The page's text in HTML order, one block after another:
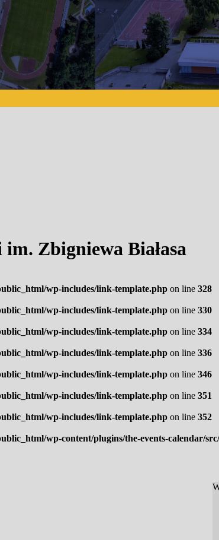
Zbigniewa Białasa
wp-includes/link-template.php on line 328
wp-includes/link-template.php on line 330
wp-includes/link-template.php on line 334
wp-includes/link-template.php on line 336
wp-includes/link-template.php on line 346
wp-includes/link-template.php on line 351
wp-includes/link-template.php on line 352
wp-content/plugins/the-events-calendar/